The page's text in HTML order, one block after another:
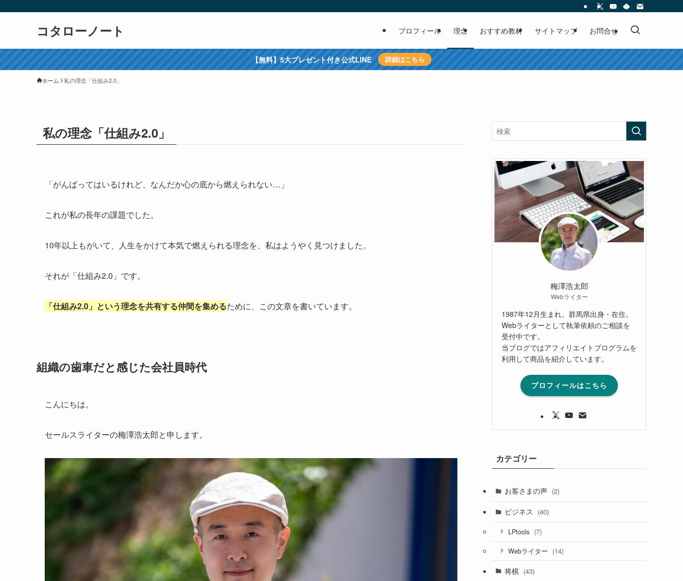
コタローノート プロフィール 理念 おすすめ教材 サイトマップ お問合せ
【無料】5大プレゼント付き公式LINE 詳細はこちら
ホーム 私の理念「仕組み2.0」
私の理念「仕組み2.0」
「がんばってはいるけれど、なんだか心の底から燃えられない…」
これが私の長年の課題でした。
10年以上もがいて、人生をかけて本気で燃えられる理念を、私はようやく見つけました。
それが「仕組み2.0」です。
「仕組み2.0」という理念を共有する仲間を集めるために、この文章を書いています。
組織の歯車だと感じた会社員時代
こんにちは。
セールスライターの梅澤浩太郎と申します。
梅澤浩太郎
Webライター
1987年12月生まれ。群馬県出身・在住。
Webライターとして執筆依頼のご相談を
受付中です。
当ブログではアフィリエイトプログラムを
利用して商品を紹介しています。
プロフィールはこちら
カテゴリー
お客さまの声 (2)
ビジネス (40)
LPtools (7)
Webライター (14)
将棋 (43)